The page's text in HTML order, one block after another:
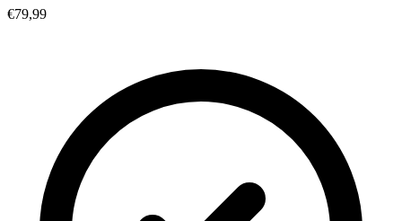
€79,99